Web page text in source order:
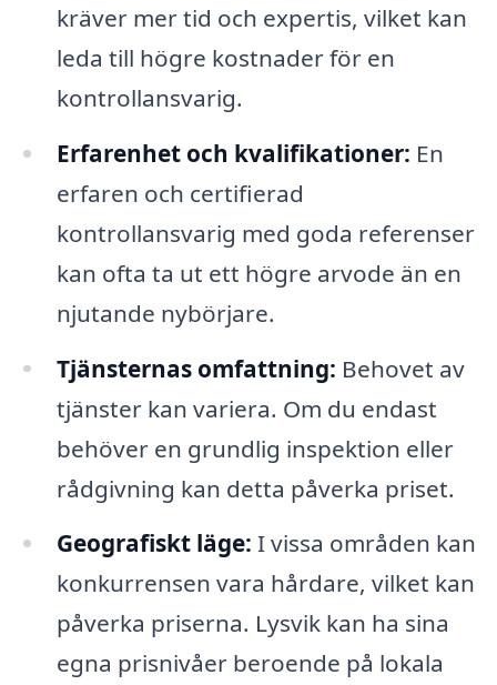
kräver mer tid och expertis, vilket kan
leda till högre kostnader för en
kontrollansvarig.
Erfarenhet och kvalifikationer: En
erfaren och certifierad
kontrollansvarig med goda referenser
kan ofta ta ut ett högre arvode än en
njutande nybörjare.
Tjänsternas omfattning: Behovet av
tjänster kan variera. Om du endast
behöver en grundlig inspektion eller
rådgivning kan detta påverka priset.
Geografiskt läge: I vissa områden kan
konkurrensen vara hårdare, vilket kan
påverka priserna. Lysvik kan ha sina
egna prisnivåer beroende på lokala